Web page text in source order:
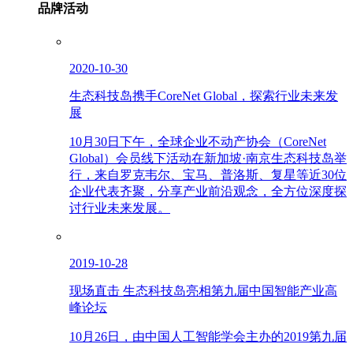
品牌活动
2020-10-30
生态科技岛携手CoreNet Global，探索行业未来发
展
10月30日下午，全球企业不动产协会（CoreNet
Global）会员线下活动在新加坡·南京生态科技岛举
行，来自罗克韦尔、宝马、普洛斯、复星等近30位
企业代表齐聚，分享产业前沿观念，全方位深度探
讨行业未来发展。
2019-10-28
现场直击 生态科技岛亮相第九届中国智能产业高
峰论坛
10月26日，由中国人工智能学会主办的2019第九届